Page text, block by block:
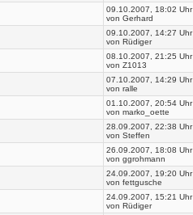
09.10.2007, 18:02 Uhr
von Gerhard
09.10.2007, 14:27 Uhr
von Rüdiger
08.10.2007, 21:25 Uhr
von Z1013
07.10.2007, 14:29 Uhr
von ralle
01.10.2007, 20:54 Uhr
von marko_oette
28.09.2007, 22:38 Uhr
von Steffen
26.09.2007, 18:08 Uhr
von ggrohmann
24.09.2007, 19:20 Uhr
von fettgusche
24.09.2007, 15:21 Uhr
von Rüdiger